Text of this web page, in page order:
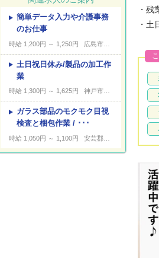
・
・土
キーワード ---
簡単データ入力や介護事務
のお仕事
時給 1,200円 ～ 1,250円 広島市安佐北区白木町井原
土日祝日休み/製品の加工作
業
時給 1,300円 ～ 1,625円 神戸市東灘区向洋町西
ガラス部品のモクモク目視
検査と梱包作業 / ･･･
時給 1,050円 ～ 1,100円 安芸郡坂町亀石山